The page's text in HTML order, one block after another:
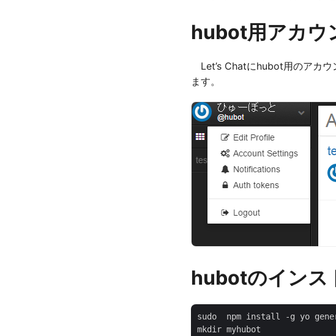
hubot用アカウ
Let’s Chatにhubot用のアカウ
ます。
hubotのインス
sudo  npm install -g yo
mkdir myhubot